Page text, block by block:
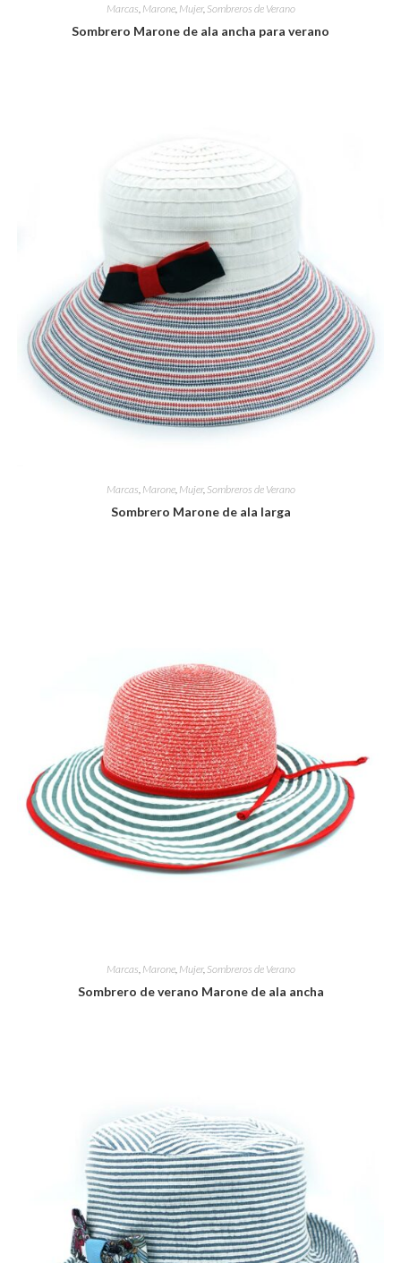
Marcas, Marone, Mujer, Sombreros de Verano
Sombrero Marone de ala ancha para verano
Marcas Marone, Mujer, Sombreros de Verano
Sombrero Marone de ala larga
Marcas Marone, Mujer, Sombreros de Verano
Sombrero de verano Marone de ala ancha